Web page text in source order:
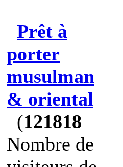
Prêt à
porter
musulman
& oriental
(121818
Nombre de